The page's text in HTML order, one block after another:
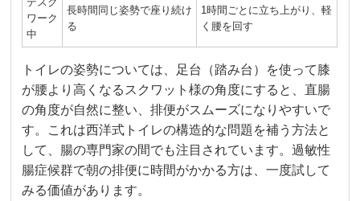
ワーク
中
長時間同じ姿勢で座り続け
る
1時間ごとに立ち上がり、軽
く腰を回す
トイレの姿勢については、足台（踏み台）を使って膝
が腰より高くなるスクワット様の角度にすると、直腸
の角度が自然に整い、排便がスムーズになりやすいで
す。これは西洋式トイレの構造的な問題を補う方法と
して、腸の専門家の間でも注目されています。過敏性
腸症候群で朝の排便に時間がかかる方は、一度試して
みる価値があります。